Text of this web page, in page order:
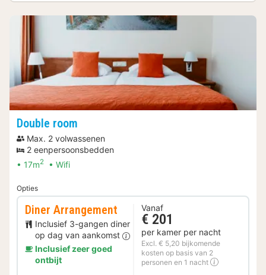
Double room
Max. 2 volwassenen
2 eenpersoonsbedden
17m2 Wifi
Opties
Diner Arrangement
Inclusief 3-gangen diner
op dag van aankomst
Inclusief zeer goed
ontbijt
Vanaf
€ 201
per kamer per nacht
Excl. € 5,20 bijkomende
kosten op basis van 2
personen en 1 nacht